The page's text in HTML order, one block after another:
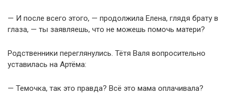
— И после всего этого, — продолжила Елена, глядя брату в
глаза, — ты заявляешь, что не можешь помочь матери?
Родственники переглянулись. Тётя Валя вопросительно
уставилась на Артёма:
— Темочка, так это правда? Всё это мама оплачивала?